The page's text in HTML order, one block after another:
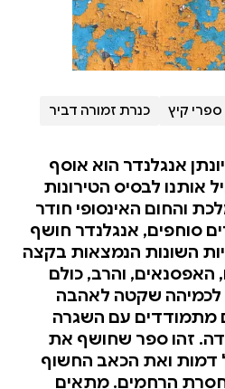
ספרי קיץ כנרת זמורה דביר
אנגלנדר הוא אוסף
אותנו לבסיס הטירונות
והחום האינסופי חודר
סוחפים, אנגלנדר חושף
השונות הנמצאות בקצה
האפסנאים, והרב, כולם
לכמיהה שקטה לאהבה
מתמודדים עם השגרה
זהו ספר שחושף את
דמות ואת הכאב החשוף
הרחמים. מתאים